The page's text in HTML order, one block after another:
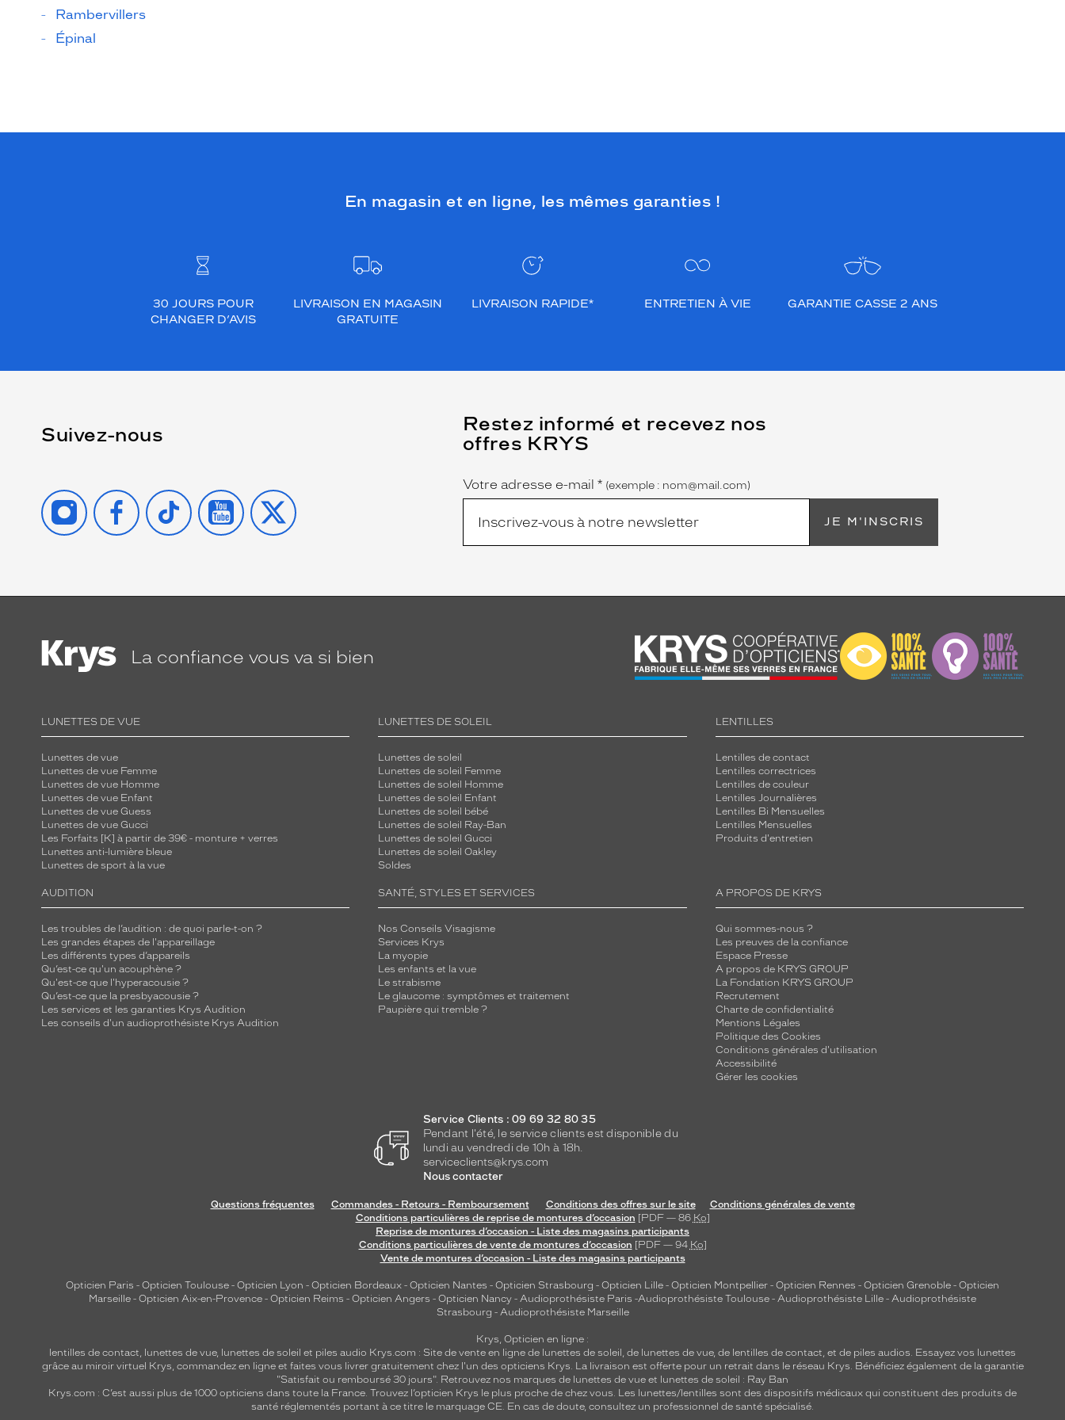
Rambervillers
Épinal
En magasin et en ligne, les mêmes garanties !
30 JOURS POUR
CHANGER D’AVIS
LIVRAISON EN MAGASIN
GRATUITE
LIVRAISON RAPIDE* ENTRETIEN À VIE GARANTIE CASSE 2 ANS
Suivez-nous
INSTAGRAMFACEBOOK
TIKTOK YOUTUBE
X
Restez informé et recevez nos
offres KRYS
Name
Votre adresse e-mail *
(Ce
champ
est
obligatoire)
(exemple : nom@mail.com)
JE M'INSCRIS
La confiance vous va si bien
LUNETTES DE VUE
Lunettes de vue
Lunettes de vue Femme
Lunettes de vue Homme
Lunettes de vue Enfant
Lunettes de vue Guess
Lunettes de vue Gucci
Les Forfaits [K] à partir de 39€ - monture + verres
Lunettes anti-lumière bleue
Lunettes de sport à la vue
LUNETTES DE SOLEIL
Lunettes de soleil
Lunettes de soleil Femme
Lunettes de soleil Homme
Lunettes de soleil Enfant
Lunettes de soleil bébé
Lunettes de soleil Ray-Ban
Lunettes de soleil Gucci
Lunettes de soleil Oakley
Soldes
LENTILLES
Lentilles de contact
Lentilles correctrices
Lentilles de couleur
Lentilles Journalières
Lentilles Bi Mensuelles
Lentilles Mensuelles
Produits d'entretien
AUDITION
Les troubles de l’audition : de quoi parle-t-on ?
Les grandes étapes de l'appareillage
Les différents types d’appareils
Qu’est-ce qu'un acouphène ?
Qu'est-ce que l'hyperacousie ?
Qu’est-ce que la presbyacousie ?
Les services et les garanties Krys Audition
Les conseils d'un audioprothésiste Krys Audition
SANTÉ, STYLES ET SERVICES
Nos Conseils Visagisme
Services Krys
La myopie
Les enfants et la vue
Le strabisme
Le glaucome : symptômes et traitement
Paupière qui tremble ?
A PROPOS DE KRYS
Qui sommes-nous ?
Les preuves de la confiance
Espace Presse
A propos de KRYS GROUP
La Fondation KRYS GROUP
Recrutement
Charte de confidentialité
Mentions Légales
Politique des Cookies
Conditions générales d'utilisation
Accessibilité
Gérer les cookies
Service Clients : 09 69 32 80 35
Pendant l'été, le service clients est disponible du
lundi au vendredi de 10h à 18h.
serviceclients@krys.com
Nous contacter
Questions fréquentes Commandes - Retours - Remboursement Conditions des offres sur le site
Conditions générales de vente
Conditions particulières de reprise de montures d’occasion [PDF — 86 Ko]
Reprise de montures d’occasion - Liste des magasins participants
Conditions particulières de vente de montures d’occasion [PDF — 94 Ko]
Vente de montures d’occasion - Liste des magasins participants
Opticien Paris - Opticien Toulouse - Opticien Lyon - Opticien Bordeaux - Opticien Nantes - Opticien Strasbourg - Opticien Lille - Opticien Montpellier - Opticien Rennes - Opticien Grenoble - Opticien
Marseille - Opticien Aix-en-Provence - Opticien Reims - Opticien Angers - Opticien Nancy - Audioprothésiste Paris -Audioprothésiste Toulouse - Audioprothésiste Lille - Audioprothésiste
Strasbourg - Audioprothésiste Marseille
Krys, Opticien en ligne :
lentilles de contact, lunettes de vue, lunettes de soleil et piles audio Krys.com : Site de vente en ligne de lunettes de soleil, de lunettes de vue, de lentilles de contact, et de piles audios. Essayez vos lunettes
grâce au miroir virtuel Krys, commandez en ligne et faites vous livrer gratuitement chez l'un des opticiens Krys. La livraison est offerte pour un retrait dans le réseau Krys. Bénéficiez également de la garantie
"Satisfait ou remboursé 30 jours". Retrouvez nos marques de lunettes de vue et lunettes de soleil : Ray Ban
Krys.com : C’est aussi plus de 1000 opticiens dans toute la France. Trouvez l’opticien Krys le plus proche de chez vous. Les lunettes/lentilles sont des dispositifs médicaux qui constituent des produits de
santé réglementés portant à ce titre le marquage CE. En cas de doute, consultez un professionnel de santé spécialisé.